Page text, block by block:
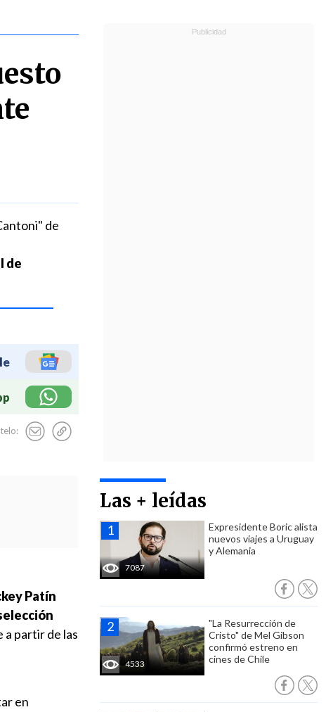
de
de
Las + leídas
7087
Expresidente Boric alista
nuevos viajes a Uruguay
y Alemania
4533
"La Resurrección de
Cristo" de Mel Gibson
confirmó estreno en
cines de Chile
Patín
a partir de las
en